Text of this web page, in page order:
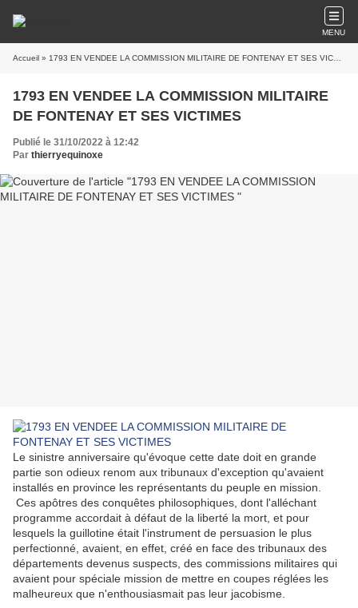
MENU
Accueil » 1793 EN VENDEE LA COMMISSION MILITAIRE DE FONTENAY ET SES VICTIMES
1793 EN VENDEE LA COMMISSION MILITAIRE
DE FONTENAY ET SES VICTIMES
Publié le 31/10/2022 à 12:42
Par thierryequinoxe
Le sinistre anniversaire qu'évoque cette date doit en grande
partie son odieux renom aux tribunaux d'exception qu'avaient
installés en province les représentants du peuple en mission.
Ces apôtres des conquêtes philosophiques, dont l'alléchant
programme accordait à défaut de la liberté la mort, et pour
lesquels la guillotine était l'ins­trument de persuasion le plus
perfectionné, avaient, en effet, créé en face des tribunaux des
départements devenus suspects, des commissions militaires qui
avaient pour spéciale mission de mettre en coupes réglées les
malheureux que n'enthousiasmait pas leur jacobisme.